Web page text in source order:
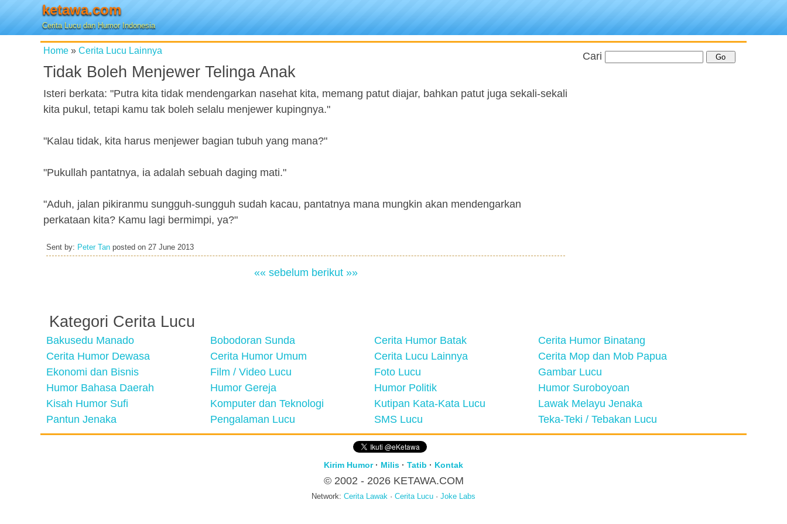
ketawa.com
Cerita Lucu dan Humor Indonesia
Home » Cerita Lucu Lainnya
Tidak Boleh Menjewer Telinga Anak
Isteri berkata: "Putra kita tidak mendengarkan nasehat kita, memang patut diajar, bahkan patut juga sekali-sekali
kita pukul, tetapi kamu tak boleh selalu menjewer kupingnya."
"Kalau tidak, kita harus menjewer bagian tubuh yang mana?"
"Pukullah pantatnya, ia adalah sebuah daging mati."
"Aduh, jalan pikiranmu sungguh-sungguh sudah kacau, pantatnya mana mungkin akan mendengarkan
perkataan kita? Kamu lagi bermimpi, ya?"
Sent by: Peter Tan posted on 27 June 2013
«« sebelum berikut »»
Cari
Kategori Cerita Lucu
Bakusedu Manado Bobodoran Sunda Cerita Humor Batak
Cerita Humor Binatang
Cerita Humor Dewasa
Cerita Humor Umum Cerita Lucu Lainnya
Cerita Mop dan Mob Papua
Ekonomi dan Bisnis
Film / Video Lucu Foto Lucu
Gambar Lucu
Humor Bahasa Daerah
Humor Gereja Humor Politik
Humor Suroboyoan
Kisah Humor Sufi
Komputer dan Teknologi Kutipan Kata-Kata Lucu
Lawak Melayu Jenaka
Pantun Jenaka
Pengalaman Lucu SMS Lucu Teka-Teki / Tebakan Lucu
Kirim Humor· Milis · Tatib · Kontak
© 2002 - 2026 KETAWA.COM
Network: Cerita Lawak · Cerita Lucu · Joke Labs